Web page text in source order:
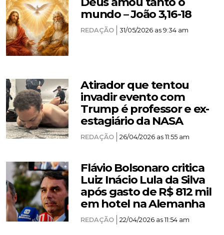
mundo – João 3,16-18
REDAÇÃO 31/05/2026 as 9:34 am
Atirador que tentou
invadir evento com
Trump é professor e ex-
estagiário da NASA
REDAÇÃO 26/04/2026 as 11:55 am
Flávio Bolsonaro critica
Luiz Inácio Lula da Silva
após gasto de R$ 812 mil
em hotel na Alemanha
REDAÇÃO 22/04/2026 as 11:54 am